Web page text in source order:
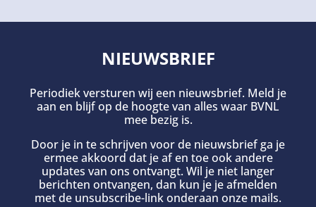
NIEUWSBRIEF
Periodiek versturen wij een nieuwsbrief. Meld je
aan en blijf op de hoogte van alles waar BVNL
mee bezig is.
Door je in te schrijven voor de nieuwsbrief ga je
ermee akkoord dat je af en toe ook andere
updates van ons ontvangt. Wil je niet langer
berichten ontvangen, dan kun je je afmelden
met de unsubscribe-link onderaan onze mails.